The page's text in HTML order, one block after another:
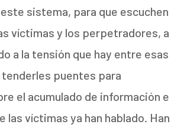
sistema, para que escuchen
víctimas y los perpetradores, a
a la tensión que hay entre esas
puentes para
el acumulado de información e
víctimas ya han hablado. Han